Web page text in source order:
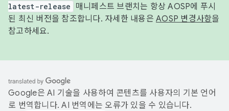
latest-release
매니페스트 브랜치는 항상 AOSP에 푸시
된 최신 버전을 참조합니다. 자세한 내용은 AOSP 변경사항을
참고하세요.
Google은 AI 기술을 사용하여 콘텐츠를 사용자의 기본 언어
로 번역합니다. AI 번역에는 오류가 있을 수 있습니다.